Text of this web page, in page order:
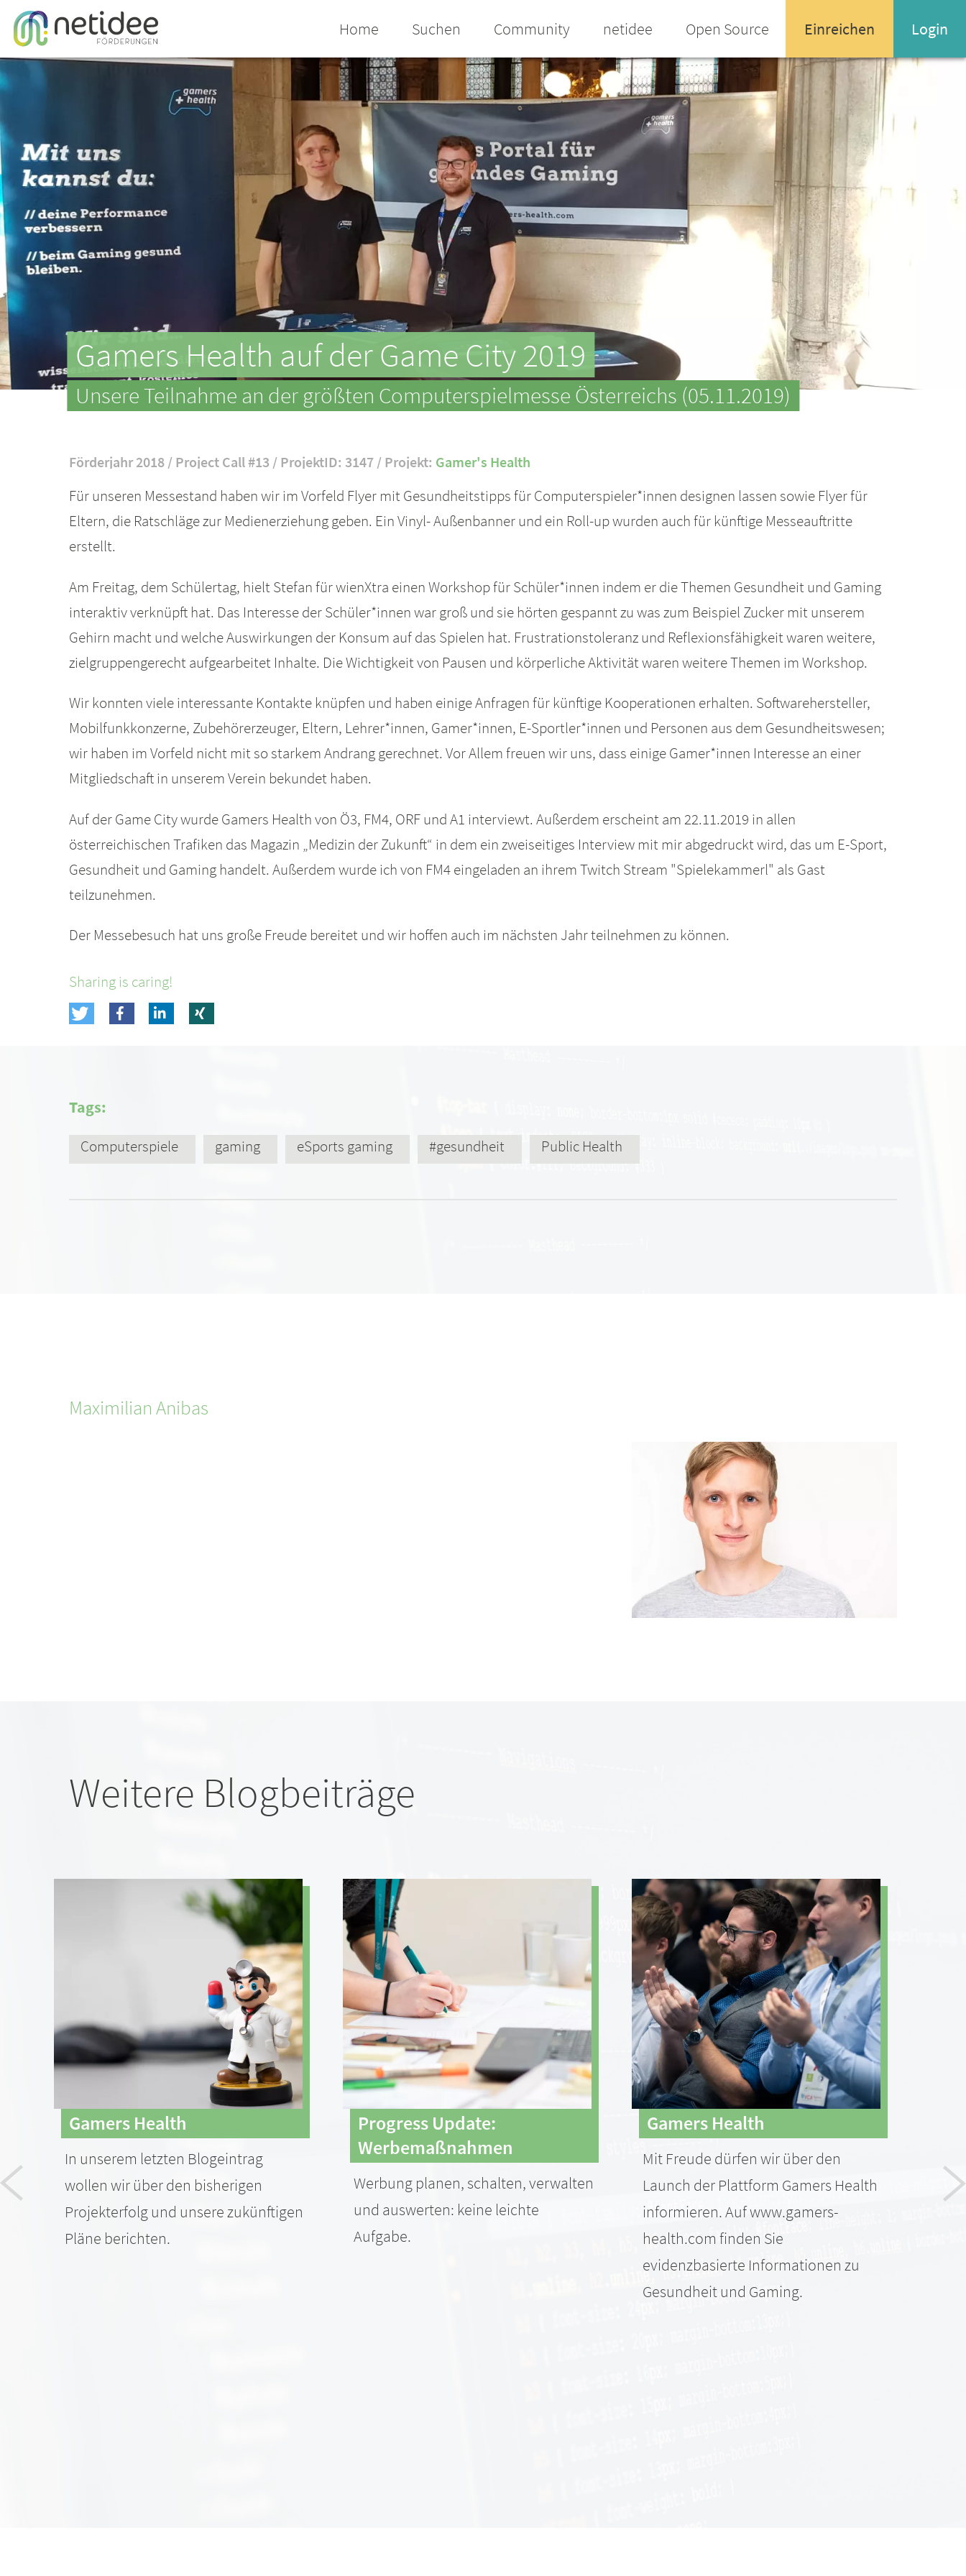
Home Suchen Community netidee Open Source Einreichen Login
Name oder Email-Adresse
Enter your username or email address
Passwort
Gamers Health auf der Game City 2019
Unsere Teilnahme an der größten Computerspielmesse Österreichs (05.11.2019)
Förderjahr 2018 / Project Call #13 / ProjektID: 3147 / Projekt: Gamer's Health
Für unseren Messestand haben wir im Vorfeld Flyer mit Gesundheitstipps für Computerspieler*innen designen lassen sowie Flyer für
Eltern, die Ratschläge zur Medienerziehung geben. Ein Vinyl- Außenbanner und ein Roll-up wurden auch für künftige Messeauftritte
erstellt.
Am Freitag, dem Schülertag, hielt Stefan für wienXtra einen Workshop für Schüler*innen indem er die Themen Gesundheit und Gaming
interaktiv verknüpft hat. Das Interesse der Schüler*innen war groß und sie hörten gespannt zu was zum Beispiel Zucker mit unserem
Gehirn macht und welche Auswirkungen der Konsum auf das Spielen hat. Frustrationstoleranz und Reflexionsfähigkeit waren weitere,
zielgruppengerecht aufgearbeitet Inhalte. Die Wichtigkeit von Pausen und körperliche Aktivität waren weitere Themen im Workshop.
Wir konnten viele interessante Kontakte knüpfen und haben einige Anfragen für künftige Kooperationen erhalten. Softwarehersteller,
Mobilfunkkonzerne, Zubehörerzeuger, Eltern, Lehrer*innen, Gamer*innen, E-Sportler*innen und Personen aus dem Gesundheitswesen;
wir haben im Vorfeld nicht mit so starkem Andrang gerechnet. Vor Allem freuen wir uns, dass einige Gamer*innen Interesse an einer
Mitgliedschaft in unserem Verein bekundet haben.
Auf der Game City wurde Gamers Health von Ö3, FM4, ORF und A1 interviewt. Außerdem erscheint am 22.11.2019 in allen
österreichischen Trafiken das Magazin „Medizin der Zukunft“ in dem ein zweiseitiges Interview mit mir abgedruckt wird, das um E-Sport,
Gesundheit und Gaming handelt. Außerdem wurde ich von FM4 eingeladen an ihrem Twitch Stream "Spielekammerl" als Gast
teilzunehmen.
Der Messebesuch hat uns große Freude bereitet und wir hoffen auch im nächsten Jahr teilnehmen zu können.
Sharing is caring!
Tags:
Computerspiele
gaming eSports gaming #gesundheit Public Health
Maximilian Anibas
Weitere Blogbeiträge
Gamers Health
In unserem letzten Blogeintrag
wollen wir über den bisherigen
Projekterfolg und unsere zukünftigen
Pläne berichten.
Progress Update:
Werbemaßnahmen
Werbung planen, schalten, verwalten
und auswerten: keine leichte
Aufgabe.
Gamers Health
Mit Freude dürfen wir über den
Launch der Plattform Gamers Health
informieren. Auf www.gamers-
health.com finden Sie
evidenzbasierte Informationen zu
Gesundheit und Gaming.